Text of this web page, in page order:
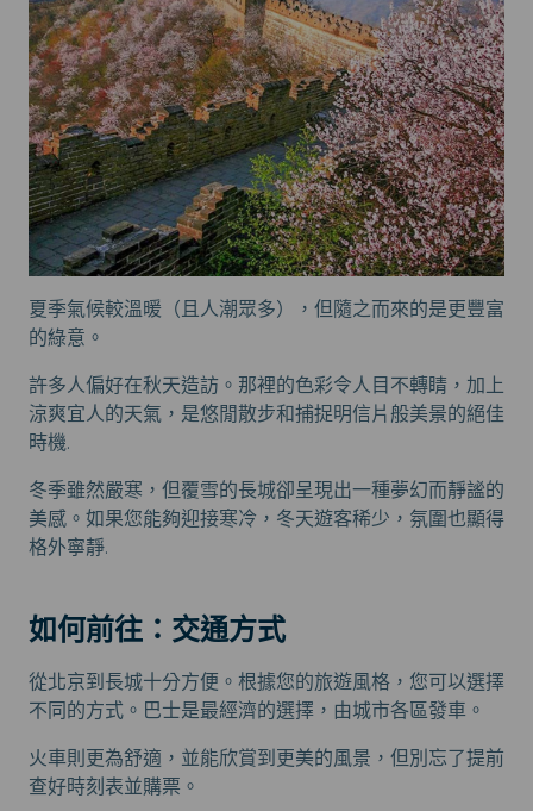
夏季氣候較溫暖（且人潮眾多），但隨之而來的是更豐富
的綠意。
許多人偏好在秋天造訪。那裡的色彩令人目不轉睛，加上
涼爽宜人的天氣，是悠閒散步和捕捉明信片般美景的絕佳
時機.
冬季雖然嚴寒，但覆雪的長城卻呈現出一種夢幻而靜謐的
美感。如果您能夠迎接寒冷，冬天遊客稀少，氛圍也顯得
格外寧靜.
如何前往：交通方式
從北京到長城十分方便。根據您的旅遊風格，您可以選擇
不同的方式。巴士是最經濟的選擇，由城市各區發車。
火車則更為舒適，並能欣賞到更美的風景，但別忘了提前
查好時刻表並購票。